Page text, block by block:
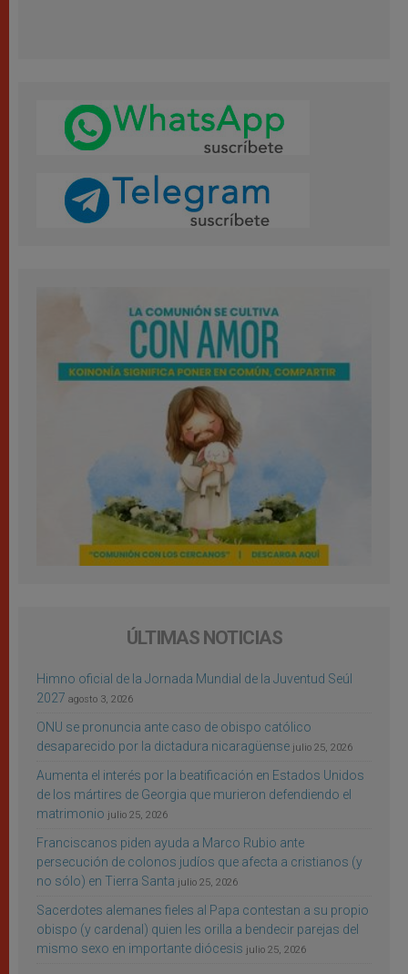
ÚLTIMAS NOTICIAS
Himno oficial de la Jornada Mundial de la Juventud Seúl
2027 agosto 3, 2026
ONU se pronuncia ante caso de obispo católico
desaparecido por la dictadura nicaragüense julio 25, 2026
Aumenta el interés por la beatificación en Estados Unidos
de los mártires de Georgia que murieron defendiendo el
matrimonio julio 25, 2026
Franciscanos piden ayuda a Marco Rubio ante
persecución de colonos judíos que afecta a cristianos (y
no sólo) en Tierra Santa julio 25, 2026
Sacerdotes alemanes fieles al Papa contestan a su propio
obispo (y cardenal) quien les orilla a bendecir parejas del
mismo sexo en importante diócesis julio 25, 2026